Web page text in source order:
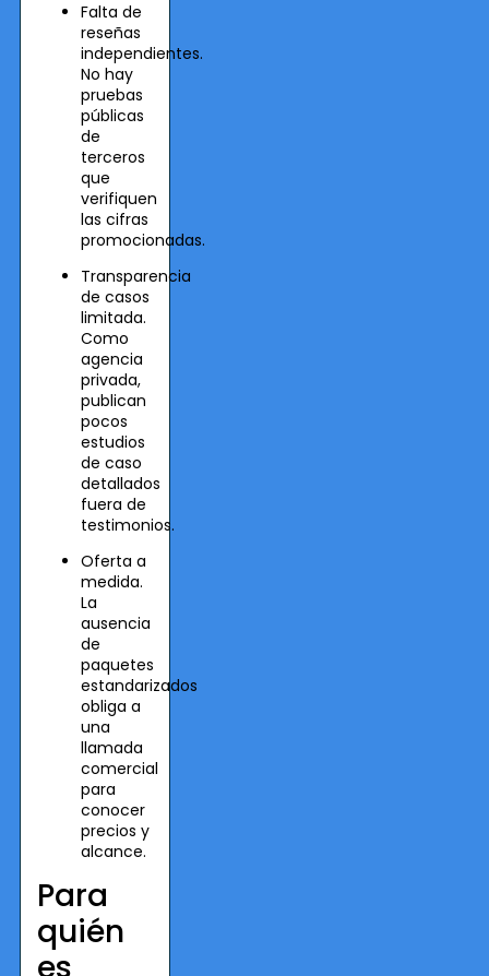
Falta de
reseñas
independientes.
No hay
pruebas
públicas
de
terceros
que
verifiquen
las cifras
promocionadas.
Transparencia
de casos
limitada.
Como
agencia
privada,
publican
pocos
estudios
de caso
detallados
fuera de
testimonios.
Oferta a
medida.
La
ausencia
de
paquetes
estandarizados
obliga a
una
llamada
comercial
para
conocer
precios y
alcance.
Para
quién